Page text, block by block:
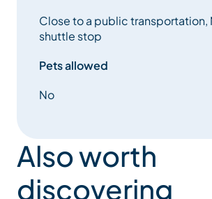
Close to a public transportation,
shuttle stop
Pets allowed
No
Also worth
discovering